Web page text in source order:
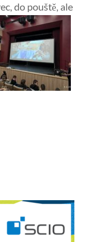
do pouště, ale